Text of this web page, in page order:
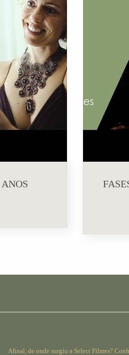
Afinal, de onde surgiu a Select Filmes?